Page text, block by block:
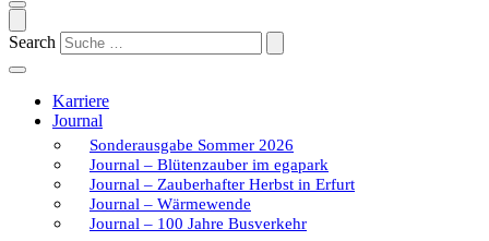
Search
Karriere
Journal
Sonderausgabe Sommer 2026
Journal – Blütenzauber im egapark
Journal – Zauberhafter Herbst in Erfurt
Journal – Wärmewende
Journal – 100 Jahre Busverkehr